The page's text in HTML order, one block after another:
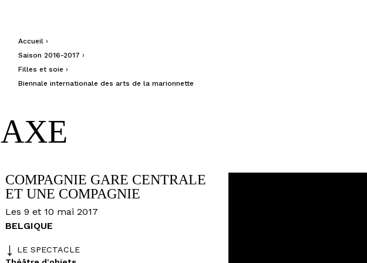
Vous êtes ici
Accueil ›
Saison 2016-2017 ›
Filles et soie ›
Biennale internationale des arts de la marionnette
AXE
COMPAGNIE GARE CENTRALE
ET UNE COMPAGNIE
Les 9 et 10 mai 2017
BELGIQUE
LE SPECTACLE